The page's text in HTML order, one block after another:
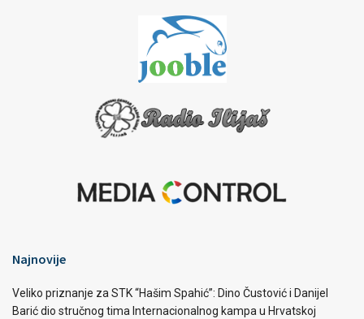
Najnovije
Veliko priznanje za STK “Hašim Spahić”: Dino Čustović i Danijel
Barić dio stručnog tima Internacionalnog kampa u Hrvatskoj